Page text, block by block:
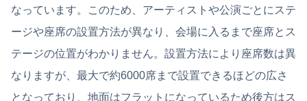
なっています。このため、アーティストや公演ごとにステ
ージや座席の設置方法が異なり、会場に入るまで座席とス
テージの位置がわかりません。設置方法により座席数は異
なりますが、最大で約6000席まで設置できるほどの広さ
となっており、地面はフラットになっているため後方はス